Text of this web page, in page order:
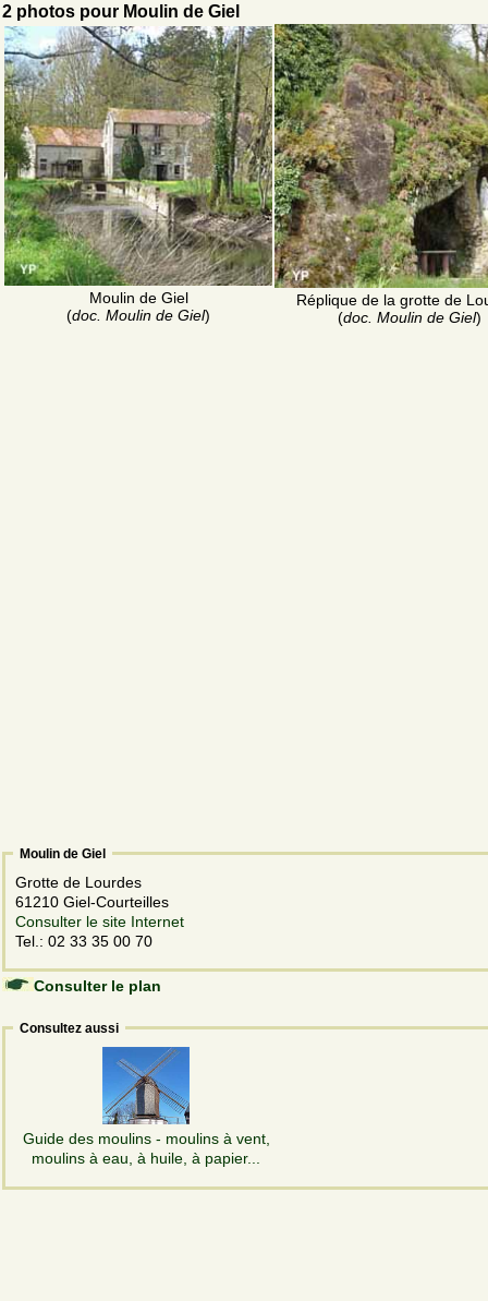
2 photos pour Moulin de Giel
Moulin de Giel
(doc. Moulin de Giel)
Réplique de la grotte de
(doc. Moulin de Giel)
Moulin de Giel
Grotte de Lourdes
61210 Giel-Courteilles
Consulter le site Internet
Tel.: 02 33 35 00 70
Consulter le plan
Consultez aussi
Guide des moulins - moulins à vent,
moulins à eau, à huile, à papier...